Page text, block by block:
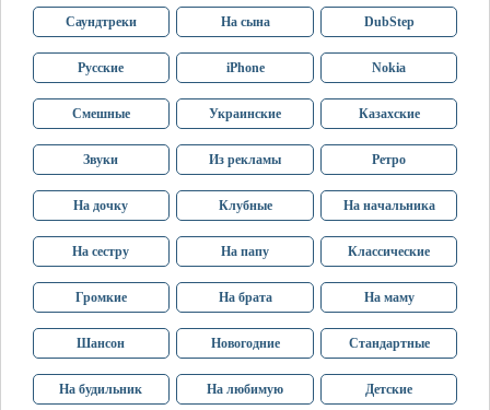
Саундтреки На сына DubStep
Русские iPhone Nokia
Смешные Украинские Казахские
Звуки Из рекламы Ретро
На дочку Клубные На начальника
На сестру На папу Классические
Громкие На брата На маму
Шансон Новогодние Стандартные
На будильник На любимую Детские